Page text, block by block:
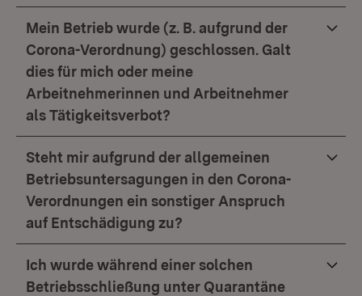
Mein Betrieb wurde (z. B. aufgrund der
Corona-Verordnung) geschlossen. Galt
dies für mich oder meine
Arbeitnehmerinnen und Arbeitnehmer
als Tätigkeitsverbot?
Steht mir aufgrund der allgemeinen
Betriebsuntersagungen in den Corona-
Verordnungen ein sonstiger Anspruch
auf Entschädigung zu?
Ich wurde während einer solchen
Betriebsschließung unter Quarantäne